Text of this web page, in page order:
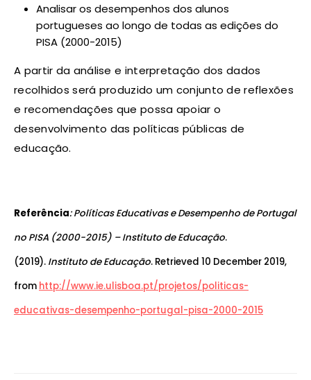
Analisar os desempenhos dos alunos
portugueses ao longo de todas as edições do
PISA (2000-2015)
A partir da análise e interpretação dos dados
recolhidos será produzido um conjunto de reflexões
e recomendações que possa apoiar o
desenvolvimento das políticas públicas de
educação.
Referência: Políticas Educativas e Desempenho de Portugal
no PISA (2000-2015) – Instituto de Educação.
(2019). Instituto de Educação. Retrieved 10 December 2019,
from http://www.ie.ulisboa.pt/projetos/politicas-
educativas-desempenho-portugal-pisa-2000-2015